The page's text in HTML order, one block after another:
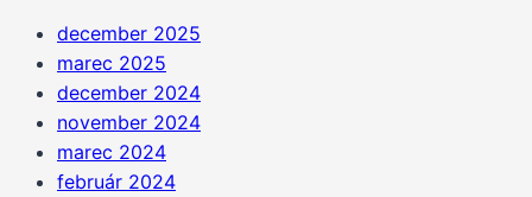
december 2025
marec 2025
december 2024
november 2024
marec 2024
február 2024